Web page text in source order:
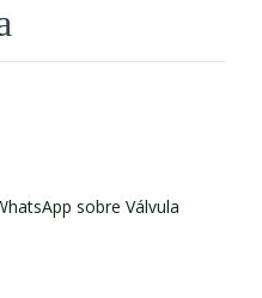
sobre Válvula